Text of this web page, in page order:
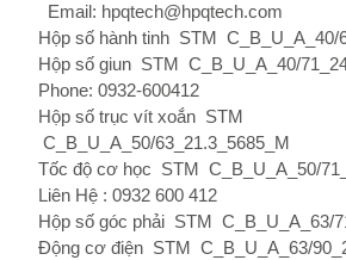
Email: hpqtech@hpqtech.com
Hộp số hành tinh STM C_B_U_A_40/
Hộp số giun STM C_B_U_A_40/
Phone: 0932-600412
Hộp số trục vít xoắn STM
C_B_U_A_50/63_21.3_5685_M
Tốc độ cơ học STM C_B_U_A_50/
Liên Hệ : 0932 600 412
Hộp số góc phải STM C_B_U_A_63/
Động cơ điện STM C_B_U_A_63/